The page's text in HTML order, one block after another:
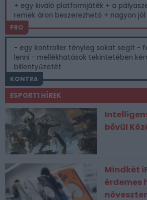
+ egy kiváló platformjáték + a
remek áron beszerezhető + nagyon
PRO
- egy kontroller tényleg sokat segít -
lenni - mellékhatások tekintetében
billentyűzetét
KONTRA
ESPORT1 HÍREK
bővül
Mindkét
érdemes